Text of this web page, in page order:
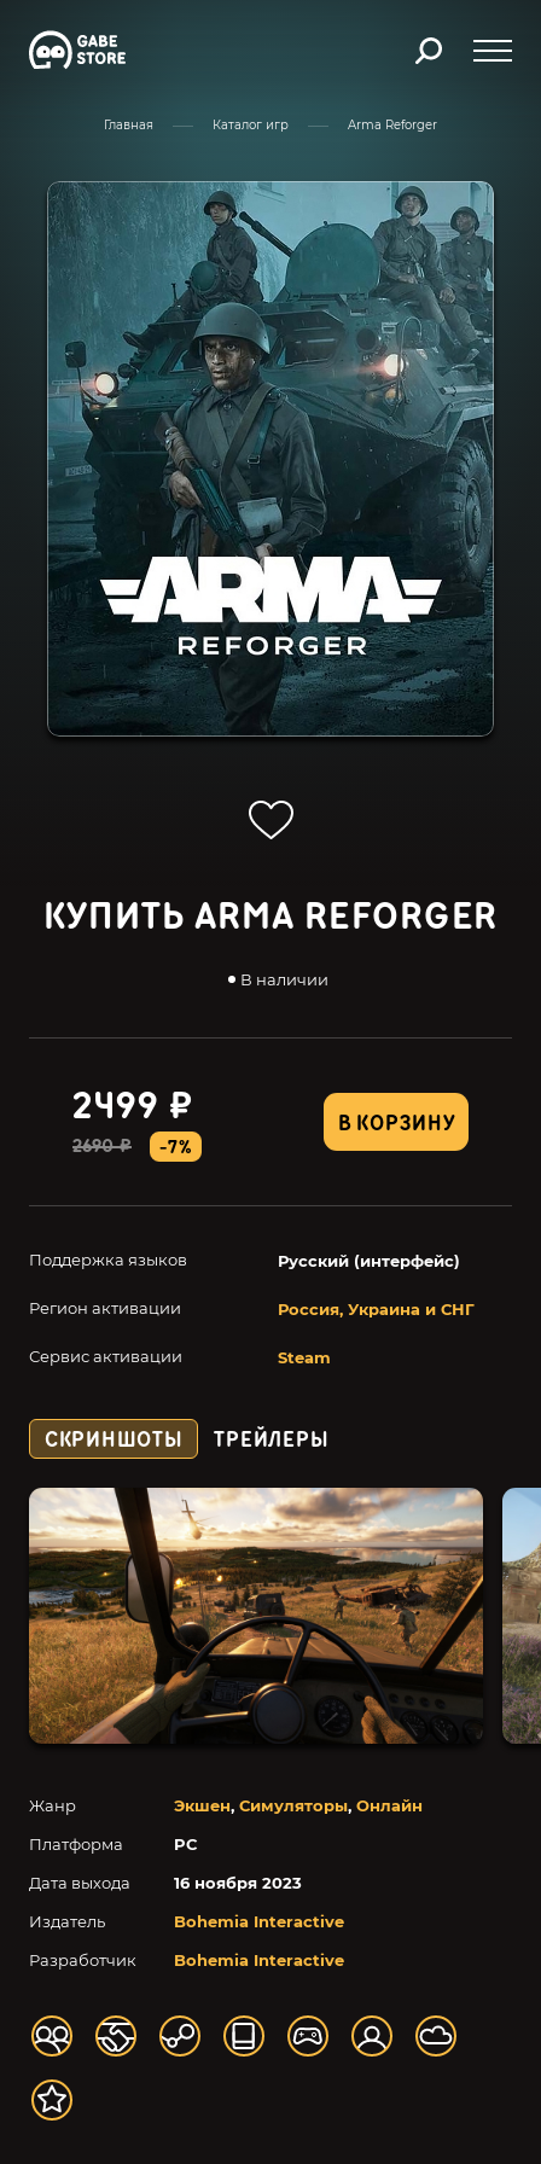
Главная Каталог игр Arma Reforger
КУПИТЬ ARMA REFORGER
В наличии
В КОРЗИНУ
2499 ₽
2690 ₽ -7%
Поддержка языков Русский (интерфейс)
Регион активации Россия, Украина и СНГ
Сервис активации Steam
Жанр Экшен, Симуляторы, Онлайн
Платформа
PC
Дата выхода
16 ноября 2023
Издатель
Bohemia Interactive
Разработчик
Bohemia Interactive
СКРИНШОТЫ ТРЕЙЛЕРЫ